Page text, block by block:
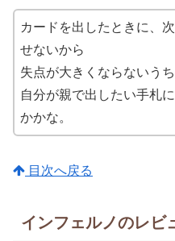
カードを出したときに、
せないから
失点が大きくならないう
自分が親で出したい手札
かかな。
目次へ戻る
インフェルノのレビ